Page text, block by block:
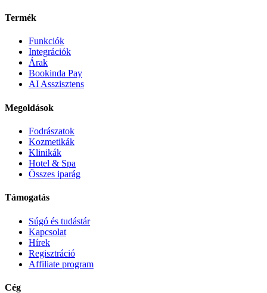
Termék
Funkciók
Integrációk
Árak
Bookinda Pay
AI Asszisztens
Megoldások
Fodrászatok
Kozmetikák
Klinikák
Hotel & Spa
Összes iparág
Támogatás
Súgó és tudástár
Kapcsolat
Hírek
Regisztráció
Affiliate program
Cég